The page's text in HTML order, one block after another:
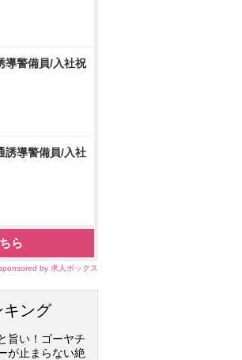
導警備員/入社祝
誘導警備員/入社
ら
by 求人ボックス
キング
旨い！ゴーヤチ
が止まらない絶